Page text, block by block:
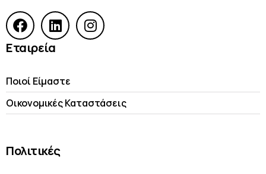
Εταιρεία
Ποιοί Είμαστε
Οικονομικές Kαταστάσεις
Πολιτικές